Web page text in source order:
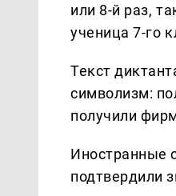
или 8-й раз,
ученица 7-го
Текст
символизм:
получили
Иностранные
подтвердили